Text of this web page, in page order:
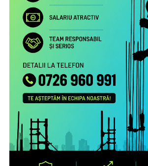
Studiu la nivel european privind
practicile de exercitare a rolului parental
nevoile de sprijin ale familiilor
părinților români aflați la muncă în
Campanie de informare și conștientizare
nevoile copiilor rămaşi acasă,
comunicării cu aceştia şi cu persoanele
rămas copiii şi a legăturii cu
(online, media) pentru peste 1.000.000
muncesc/trăiesc în alte state.
Servicii de informare şi consiliere pe